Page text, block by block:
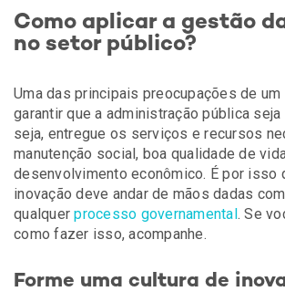
Como aplicar a gestão
no setor público?
Uma das principais preocupações de um
garantir que a administração pública
seja, entregue os serviços e recursos
manutenção social, boa qualidade de
desenvolvimento econômico. É por isso
inovação deve andar de mãos dadas
qualquerprocesso governamental. Se
como fazer isso, acompanhe.
Forme uma cultura de